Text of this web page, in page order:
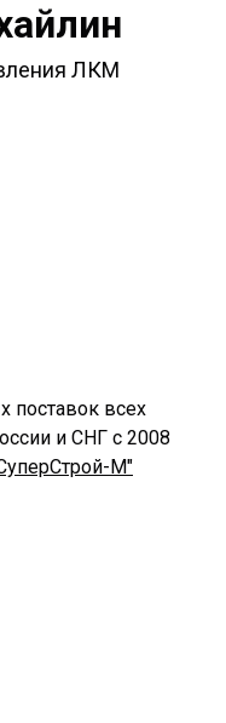
ЛКМ
поставок всех
и СНГ с 2008
М"